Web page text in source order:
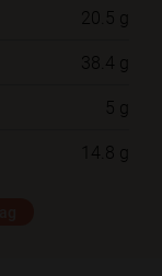
20.5 g
38.4 g
5 g
14.8 g